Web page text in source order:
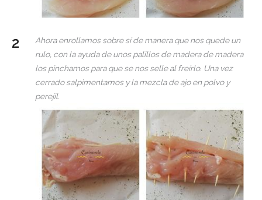
Ahora enrollamos sobre sí de manera que nos quede un
rulo, con la ayuda de unos palillos de madera de madera
los pinchamos para que se nos selle al freírlo. Una vez
cerrado salpimentamos y la mezcla de ajo en polvo y
perejil.